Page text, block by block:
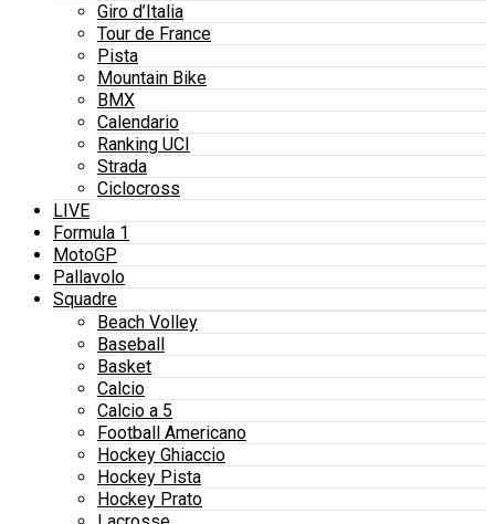
Giro d’Italia
Tour de France
Pista
Mountain Bike
BMX
Calendario
Ranking UCI
Strada
Ciclocross
LIVE
Formula 1
MotoGP
Pallavolo
Squadre
Beach Volley
Baseball
Basket
Calcio
Calcio a 5
Football Americano
Hockey Ghiaccio
Hockey Pista
Hockey Prato